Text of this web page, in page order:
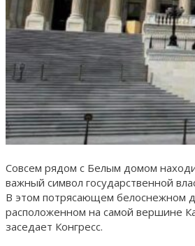
Совсем рядом с Белым домом
важный символ государственной
В этом потрясающем белоснежном
расположенном на самой вершине
заседает Конгресс.